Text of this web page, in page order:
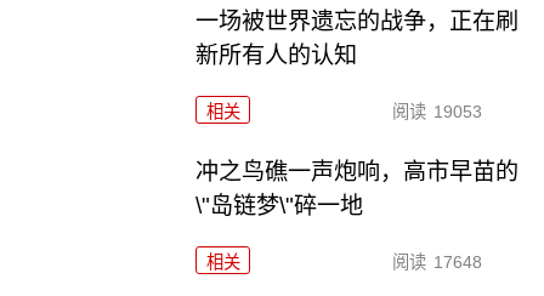
一场被世界遗忘的战争，正在刷
新所有人的认知
相关 阅读 19053
冲之鸟礁一声炮响，高市早苗的
\"岛链梦\"碎一地
相关 阅读 17648